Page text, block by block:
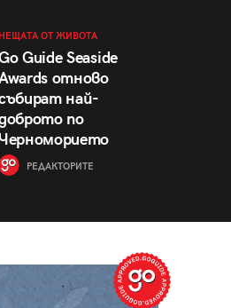
НЕЩАТА ОТ ЖИВОТА
Guide Seaside
отново
най-
по
РЕДАКТОРИТЕ